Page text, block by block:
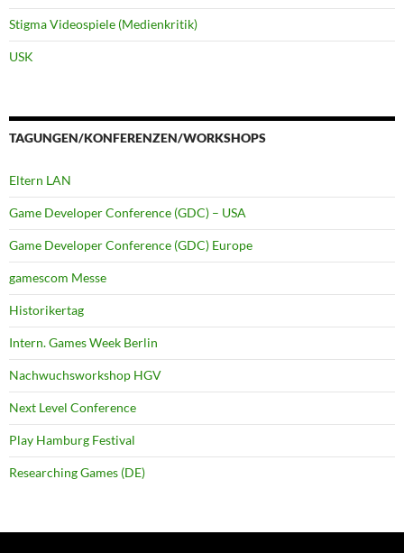
Stigma Videospiele (Medienkritik)
USK
TAGUNGEN/KONFERENZEN/WORKSHOPS
Eltern LAN
Game Developer Conference (GDC) – USA
Game Developer Conference (GDC) Europe
gamescom Messe
Historikertag
Intern. Games Week Berlin
Nachwuchsworkshop HGV
Next Level Conference
Play Hamburg Festival
Researching Games (DE)